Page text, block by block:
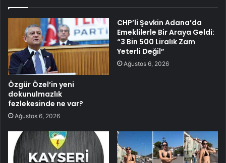
Özgür Özel’in yeni
dokunulmazlık
fezlekesinde ne var?
Ağustos 6, 2026
CHP’li Şevkin Adana’da
Emeklilerle Bir Araya Geldi:
“3 Bin 500 Liralık Zam
Yeterli Değil”
Ağustos 6, 2026